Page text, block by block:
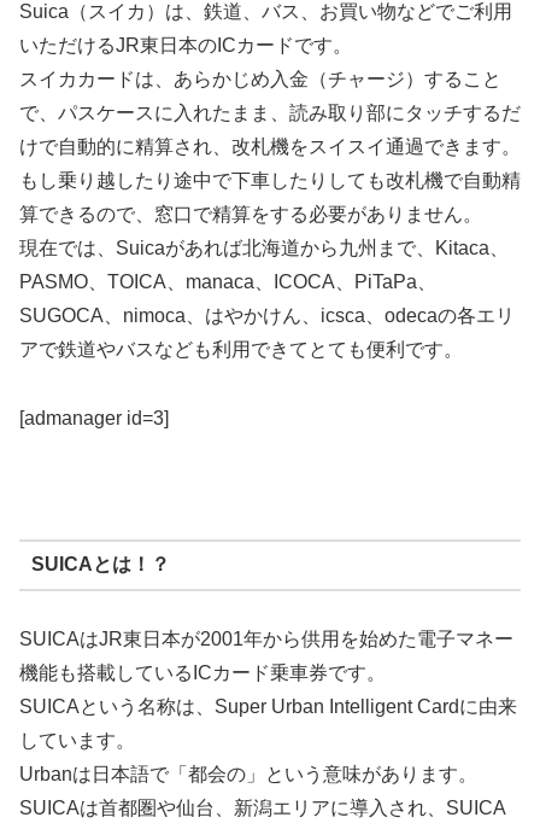
Suica（スイカ）は、鉄道、バス、お買い物などでご利用
いただけるJR東日本のICカードです。
スイカカードは、あらかじめ入金（チャージ）すること
で、パスケースに入れたまま、読み取り部にタッチするだ
けで自動的に精算され、改札機をスイスイ通過できます。
もし乗り越したり途中で下車したりしても改札機で自動精
算できるので、窓口で精算をする必要がありません。
現在では、Suicaがあれば北海道から九州まで、Kitaca、
PASMO、TOICA、manaca、ICOCA、PiTaPa、
SUGOCA、nimoca、はやかけん、icsca、odecaの各エリ
アで鉄道やバスなども利用できてとても便利です。
[admanager id=3]
SUICAとは！？
SUICAはJR東日本が2001年から供用を始めた電子マネー
機能も搭載しているICカード乗車券です。
SUICAという名称は、Super Urban Intelligent Cardに由来
しています。
Urbanは日本語で「都会の」という意味があります。
SUICAは首都圏や仙台、新潟エリアに導入され、SUICA